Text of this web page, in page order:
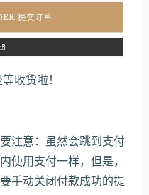
收货啦！
注意：虽然会跳到支付
使用支付一样，但是，
手动关闭付款成功的提